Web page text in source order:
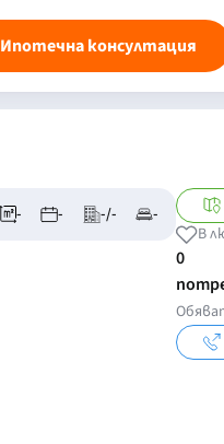
Ипотечна консултация
- - -/- -
В
0